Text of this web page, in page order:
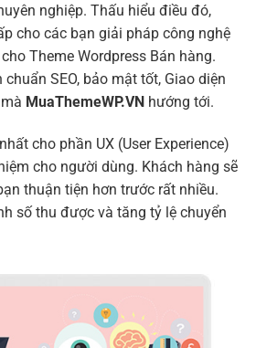
nghiệp. Thấu hiểu điều đó,
cho các bạn giải pháp công nghệ
Theme Wordpress Bán hàng.
SEO, bảo mật tốt, Giao diện
MuaThemeWP.VN hướng tới.
cho phần UX (User Experience)
cho người dùng. Khách hàng sẽ
thuận tiện hơn trước rất nhiều.
số thu được và tăng tỷ lệ chuyển